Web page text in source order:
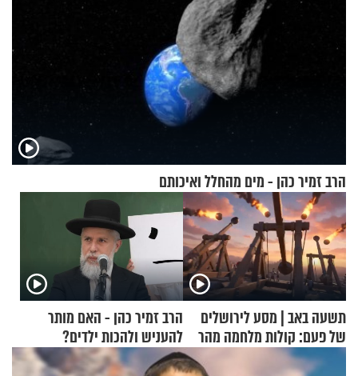
הרב זמיר כהן - מים מהחלל ואיכותם
תשעה באב | מסע לירושלים
של פעם: קולות מלחמה מהר
הזיתים
הרב זמיר כהן - האם מותר
להעניש ולהכות ילדים?